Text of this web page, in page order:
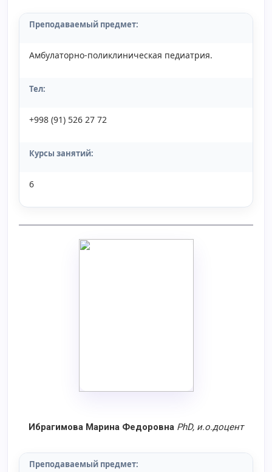
Преподаваемый предмет:
Амбулаторно-поликлиническая педиатрия.
Тел:
+998 (91) 526 27 72
Курсы занятий:
6
Ибрагимова Марина Федоровна PhD, и.о.доцент
Преподаваемый предмет: